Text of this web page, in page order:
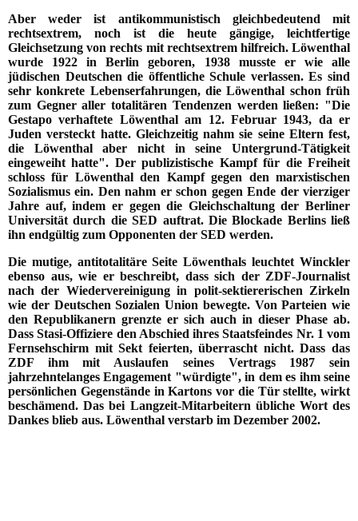
Aber weder ist antikommunistisch gleichbedeutend mit
rechtsextrem, noch ist die heute gängige, leichtfertige
Gleichsetzung von rechts mit rechtsextrem hilfreich. Löwenthal
wurde 1922 in Berlin geboren, 1938 musste er wie alle
jüdischen Deutschen die öffentliche Schule verlassen. Es sind
sehr konkrete Lebenserfahrungen, die Löwenthal schon früh
zum Gegner aller totalitären Tendenzen werden ließen: "Die
Gestapo verhaftete Löwenthal am 12. Februar 1943, da er
Juden versteckt hatte. Gleichzeitig nahm sie seine Eltern fest,
die Löwenthal aber nicht in seine Untergrund-Tätigkeit
eingeweiht hatte". Der publizistische Kampf für die Freiheit
schloss für Löwenthal den Kampf gegen den marxistischen
Sozialismus ein. Den nahm er schon gegen Ende der vierziger
Jahre auf, indem er gegen die Gleichschaltung der Berliner
Universität durch die SED auftrat. Die Blockade Berlins ließ
ihn endgültig zum Opponenten der SED werden.
Die mutige, antitotalitäre Seite Löwenthals leuchtet Winckler
ebenso aus, wie er beschreibt, dass sich der ZDF-Journalist
nach der Wiedervereinigung in polit-sektiererischen Zirkeln
wie der Deutschen Sozialen Union bewegte. Von Parteien wie
den Republikanern grenzte er sich auch in dieser Phase ab.
Dass Stasi-Offiziere den Abschied ihres Staatsfeindes Nr. 1 vom
Fernsehschirm mit Sekt feierten, überrascht nicht. Dass das
ZDF ihm mit Auslaufen seines Vertrags 1987 sein
jahrzehntelanges Engagement "würdigte", in dem es ihm seine
persönlichen Gegenstände in Kartons vor die Tür stellte, wirkt
beschämend. Das bei Langzeit-Mitarbeitern übliche Wort des
Dankes blieb aus. Löwenthal verstarb im Dezember 2002.